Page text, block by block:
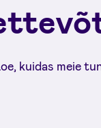
kuidas meie